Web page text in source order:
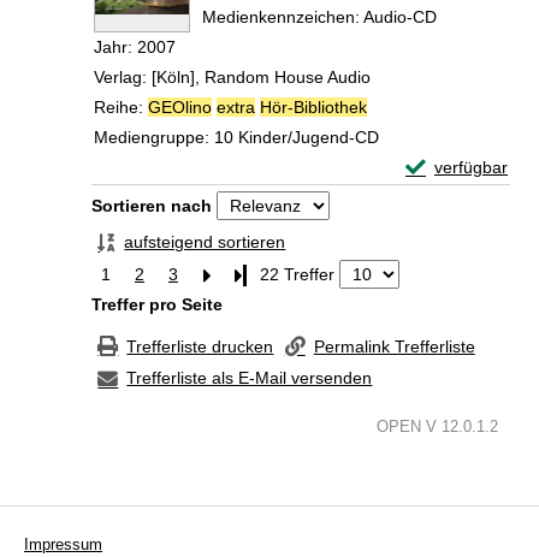
Suche nach diesem Verfasser
Medienkennzeichen: Audio-CD
Jahr: 2007
Verlag: [Köln], Random House Audio
Reihe: GEOlino extra Hör-Bibliothek
Mediengruppe: 10 Kinder/Jugend-CD
verfügbar
Exemplar-
Zu den Suchfiltern springen
Sortieren nach
aufsteigend sortieren
1
2 3 Letzte Seite
22 Treffer
Treffer pro Seite
Trefferliste drucken
Permalink Trefferliste
Trefferliste als E-Mail versenden
OPEN V 12.0.1.2
Impressum